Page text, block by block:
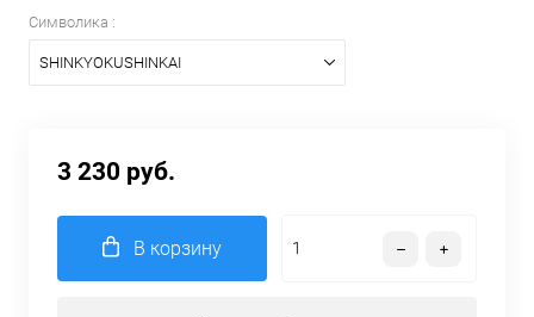
Символика :
SHINKYOKUSHINKAI
3 230 руб.
В корзину